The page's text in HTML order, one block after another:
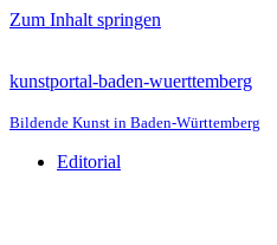
Zum Inhalt springen
kunstportal-baden-wuerttemberg
Bildende Kunst in Baden-Württemberg
Editorial